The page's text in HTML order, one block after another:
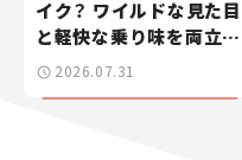
イク？ ワイルドな見た目
と軽快な乗り味を両立し
た400ccフラットトラッ
2026.07.31